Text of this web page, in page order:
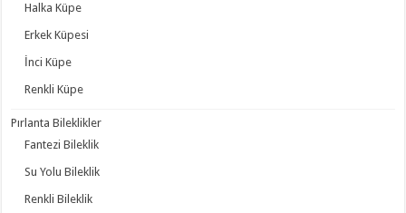
Halka Küpe
Erkek Küpesi
İnci Küpe
Renkli Küpe
Pırlanta Bileklikler
Fantezi Bileklik
Su Yolu Bileklik
Renkli Bileklik